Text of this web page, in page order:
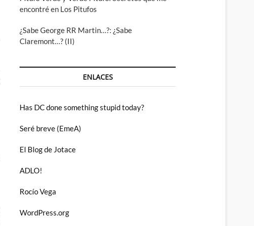
encontré en Los Pitufos
¿Sabe George RR Martin…?: ¿Sabe
Claremont…? (II)
ENLACES
Has DC done something stupid today?
Seré breve (EmeA)
El Blog de Jotace
ADLO!
Rocío Vega
WordPress.org